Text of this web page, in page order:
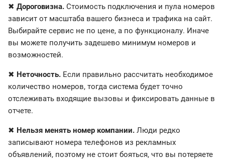
✖ Дороговизна. Стоимость подключения и пула номеров
зависит от масштаба вашего бизнеса и трафика на сайт.
Выбирайте сервис не по цене, а по функционалу. Иначе
вы можете получить задешево минимум номеров и
возможностей.
✖ Неточность. Если правильно рассчитать необходимое
количество номеров, тогда система будет точно
отслеживать входящие вызовы и фиксировать данные в
отчете.
✖ Нельзя менять номер компании. Люди редко
записывают номера телефонов из рекламных
объявлений, поэтому не стоит бояться, что вы потеряете